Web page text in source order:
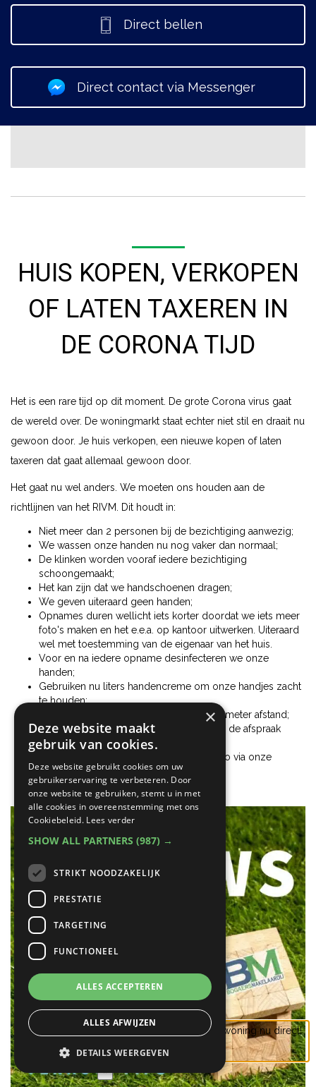
Direct bellen
Direct contact via Messenger
HUIS KOPEN, VERKOPEN
OF LATEN TAXEREN IN
DE CORONA TIJD
Het is een rare tijd op dit moment. De grote Corona virus gaat
de wereld over. De woningmarkt staat echter niet stil en draait nu
gewoon door. Je huis verkopen, een nieuwe kopen of laten
taxeren dat gaat allemaal gewoon door.
Het gaat nu wel anders. We moeten ons houden aan de
richtlijnen van het RIVM. Dit houdt in:
Niet meer dan 2 personen bij de bezichtiging aanwezig;
We wassen onze handen nu nog vaker dan normaal;
De klinken worden vooraf iedere bezichtiging
schoongemaakt;
Het kan zijn dat we handschoenen dragen;
We geven uiteraard geen handen;
Opnames duren wellicht iets korter doordat we iets meer
foto's maken en het e.e.a. op kantoor uitwerken. Uiteraard
wel met toestemming van de eigenaar van het huis.
Voor en na iedere opname desinfecteren we onze
handen;
Gebruiken nu liters handencreme om onze handjes zacht
te houden;
Oh ja, we houden uiteraard tenminste 1,5 meter afstand;
Heb je klachten wil je dan thuis blijven en de afspraak
verzetten?
Uiteraard kun je ook altijd de woningvideo via onze
website bekijken of opFunda.
Check de waarde van jouw woning nu direct!
Vraag eenvoudig aan
×
×
Deze website maakt
gebruik van cookies.
Deze website gebruikt cookies om uw
gebruikerservaring te verbeteren. Door
onze website te gebruiken, stemt u in met
alle cookies in overeenstemming met ons
Cookiebeleid. Lees verder
SHOW ALL PARTNERS (987) →
STRIKT NOODZAKELIJK
PRESTATIE
TARGETING
FUNCTIONEEL
ALLES ACCEPTEREN
ALLES AFWIJZEN
DETAILS WEERGEVEN